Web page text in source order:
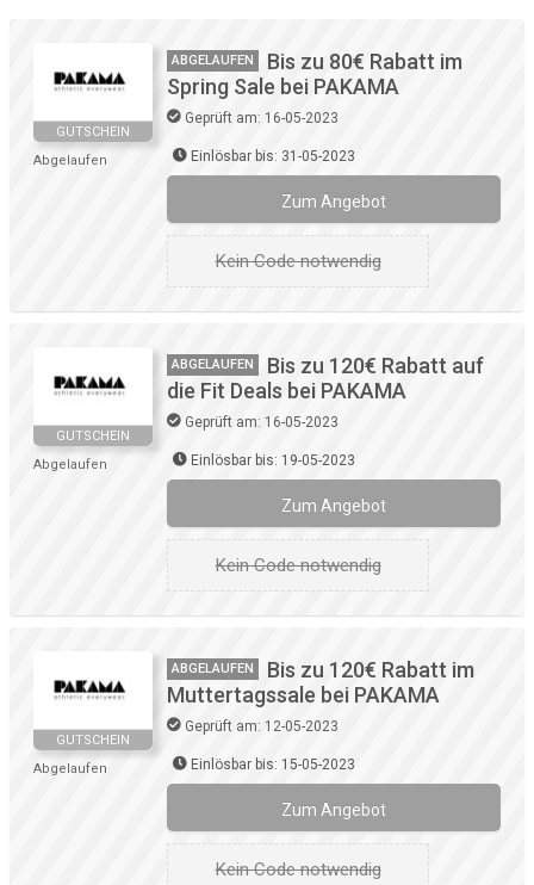
GUTSCHEIN
Abgelaufen
ABGELAUFEN
Bis zu 80€ Rabatt im
Spring Sale bei PAKAMA
Geprüft am: 16-05-2023
Einlösbar bis: 31-05-2023
Zum Angebot
Kein Code notwendig
GUTSCHEIN
Abgelaufen
ABGELAUFEN
Bis zu 120€ Rabatt auf
die Fit Deals bei PAKAMA
Geprüft am: 16-05-2023
Einlösbar bis: 19-05-2023
Zum Angebot
Kein Code notwendig
GUTSCHEIN
Abgelaufen
ABGELAUFEN
Bis zu 120€ Rabatt im
Muttertagssale bei PAKAMA
Geprüft am: 12-05-2023
Einlösbar bis: 15-05-2023
Zum Angebot
Kein Code notwendig